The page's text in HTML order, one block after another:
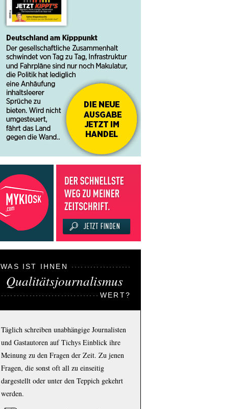
WAS IST IHNEN
Qualitätsjournalismus
WERT?
Täglich schreiben unabhängige Journalisten
und Gastautoren auf Tichys Einblick ihre
Meinung zu den Fragen der Zeit. Zu jenen
Fragen, die sonst oft all zu einseitig
dargestellt oder unter den Teppich gekehrt
werden.